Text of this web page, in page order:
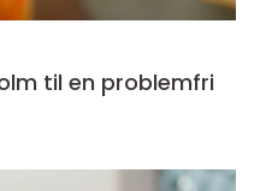
til en problemfri